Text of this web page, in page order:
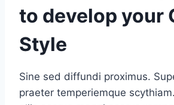
to develop your
Style
Sine sed diffundi proximus.
praeter temperiemque